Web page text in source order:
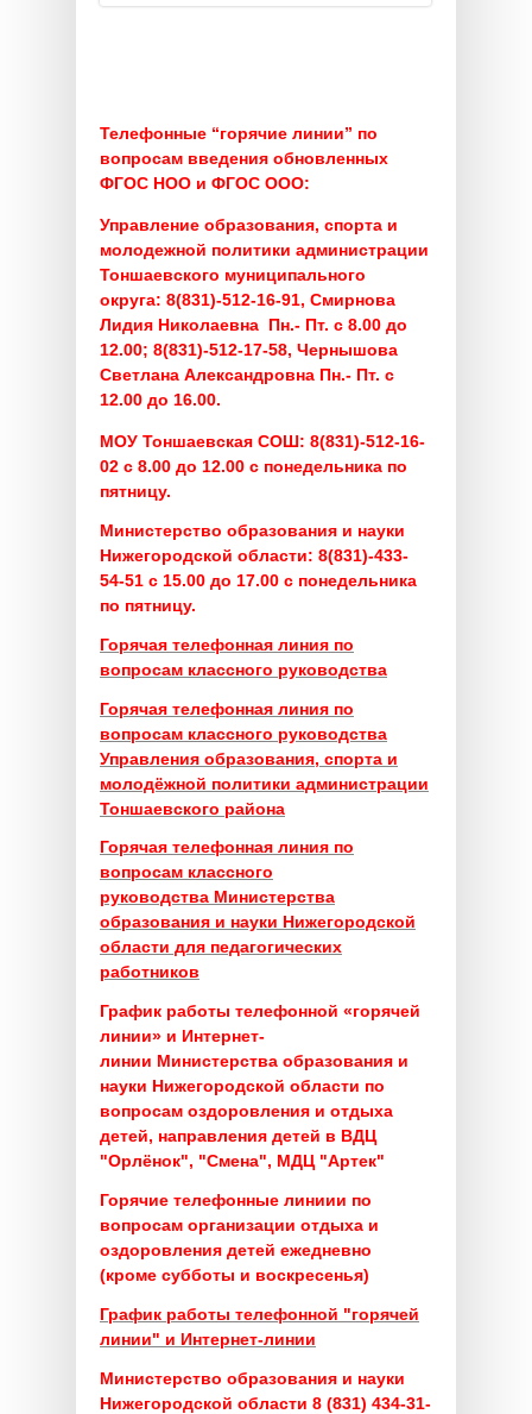
Телефонные “горячие линии” по
вопросам введения обновленных
ФГОС НОО и ФГОС ООО:
Управление образования, спорта и
молодежной политики администрации
Тоншаевского муниципального
округа: 8(831)-512-16-91, Смирнова
Лидия Николаевна Пн.- Пт. с 8.00 до
12.00; 8(831)-512-17-58, Чернышова
Светлана Александровна Пн.- Пт. с
12.00 до 16.00.
МОУ Тоншаевская СОШ: 8(831)-512-16-
02 с 8.00 до 12.00 с понедельника по
пятницу.
Министерство образования и науки
Нижегородской области: 8(831)-433-
54-51 с 15.00 до 17.00 с понедельника
по пятницу.
Горячая телефонная линия по
вопросам классного руководства
Горячая телефонная линия по
вопросам классного руководства
Управления образования, спорта и
молодёжной политики администрации
Тоншаевского района
Горячая телефонная линия по
вопросам классного
руководства Министерства
образования и науки Нижегородской
области для педагогических
работников
График работы телефонной «горячей
линии» и Интернет-
линии Министерства образования и
науки Нижегородской области по
вопросам оздоровления и отдыха
детей, направления детей в ВДЦ
"Орлёнок", "Смена", МДЦ "Артек"
Горячие телефонные линиии по
вопросам организации отдыха и
оздоровления детей ежедневно
(кроме субботы и воскресенья)
График работы телефонной "горячей
линии" и Интернет-линии
Министерство образования и науки
Нижегородской области 8 (831) 434-31-